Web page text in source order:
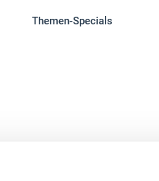
Themen-Specials